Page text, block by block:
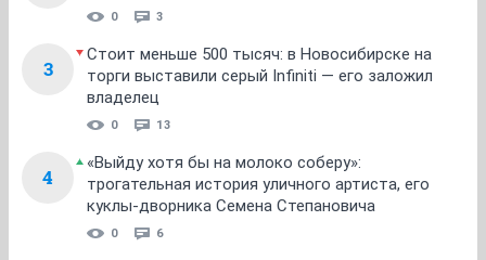
0 3
3
Стоит меньше 500 тысяч: в Новосибирске на
торги выставили серый Infiniti — его заложил
владелец
0 13
4
«Выйду хотя бы на молоко соберу»:
трогательная история уличного артиста, его
куклы-дворника Семена Степановича
0 6